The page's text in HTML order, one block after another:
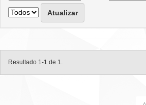
Resultado 1-1 de 1.